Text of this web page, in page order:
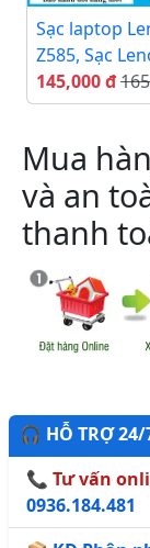
Sạc laptop
Z585, Sạc
145,000 đ
Mua
và an
thanh
🎧 HỖ TRỢ 24/
📞 Tư vấn
0936.184.481